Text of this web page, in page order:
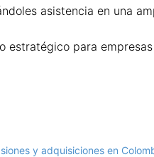
asistencia en una
estratégico para
y adquisiciones en